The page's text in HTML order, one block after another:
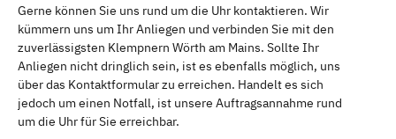
Gerne können Sie uns rund um die Uhr kontaktieren. Wir
kümmern uns um Ihr Anliegen und verbinden Sie mit den
zuverlässigsten Klempnern Wörth am Mains. Sollte Ihr
Anliegen nicht dringlich sein, ist es ebenfalls möglich, uns
über das Kontaktformular zu erreichen. Handelt es sich
jedoch um einen Notfall, ist unsere Auftragsannahme rund
um die Uhr für Sie erreichbar.